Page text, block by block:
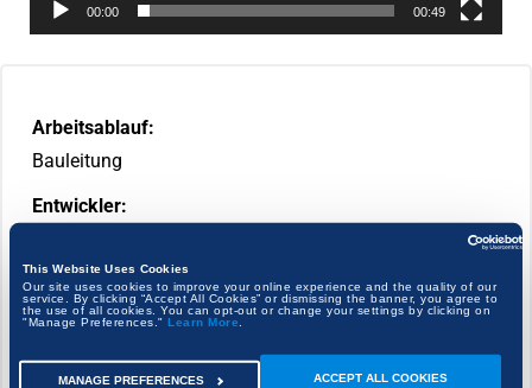
This Website Uses Cookies
Our site uses cookies to improve your online experience and the quality of our
service. By clicking “Accept All Cookies” or dismissing the banner, you agree to
the use of all cookies. You can opt-out or change your settings by clicking on
"Manage Preferences." Learn More
ACCEPT ALL COOKIES
MANAGE PREFERENCES
Arbeitsablauf:
Bauleitung
Entwickler:
00:00 00:49